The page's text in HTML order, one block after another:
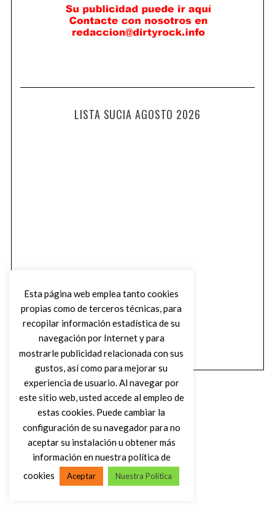
LISTA SUCIA AGOSTO 2026
VOLVER AL INICIO
Esta página web emplea tanto cookies
propias como de terceros técnicas, para
recopilar información estadística de su
navegación por Internet y para
mostrarle publicidad relacionada con sus
gustos, así como para mejorar su
experiencia de usuario. Al navegar por
este sitio web, usted accede al empleo de
estas cookies. Puede cambiar la
configuración de su navegador para no
aceptar su instalación u obtener más
información en nuestra política de
cookies
Aceptar Nuestra Política